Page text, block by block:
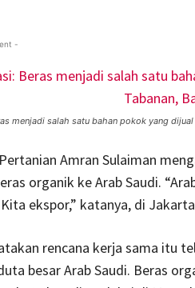
-
menjadi salah satu bahan pokok yang
Amran Sulaiman
organik ke Arab Saudi.
ekspor,” katanya, di
rencana kerja sama itu
besar Arab Saudi. Beras